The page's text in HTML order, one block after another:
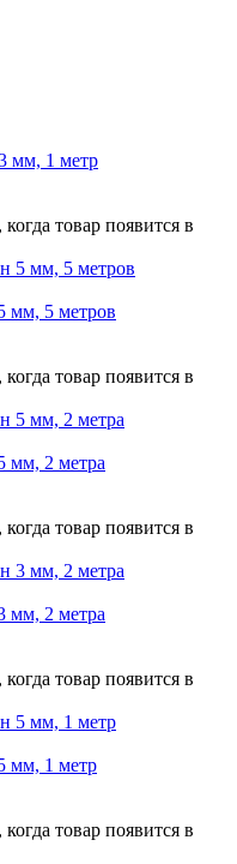
мм, 1 метр
товар появится в
мм, 5 метров
товар появится в
мм, 2 метра
товар появится в
мм, 2 метра
товар появится в
мм, 1 метр
товар появится в